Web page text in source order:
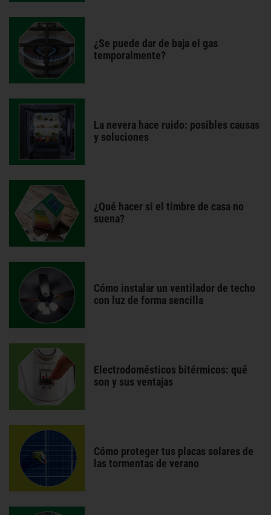
¿Se puede dar de baja el gas
temporalmente?
La nevera hace ruido: posibles causas
y soluciones
¿Qué hacer si el timbre de casa no
suena?
Cómo instalar un ventilador de techo
con luz de forma sencilla
Electrodomésticos bitérmicos: qué
son y sus ventajas
Cómo proteger tus placas solares de
las tormentas de verano